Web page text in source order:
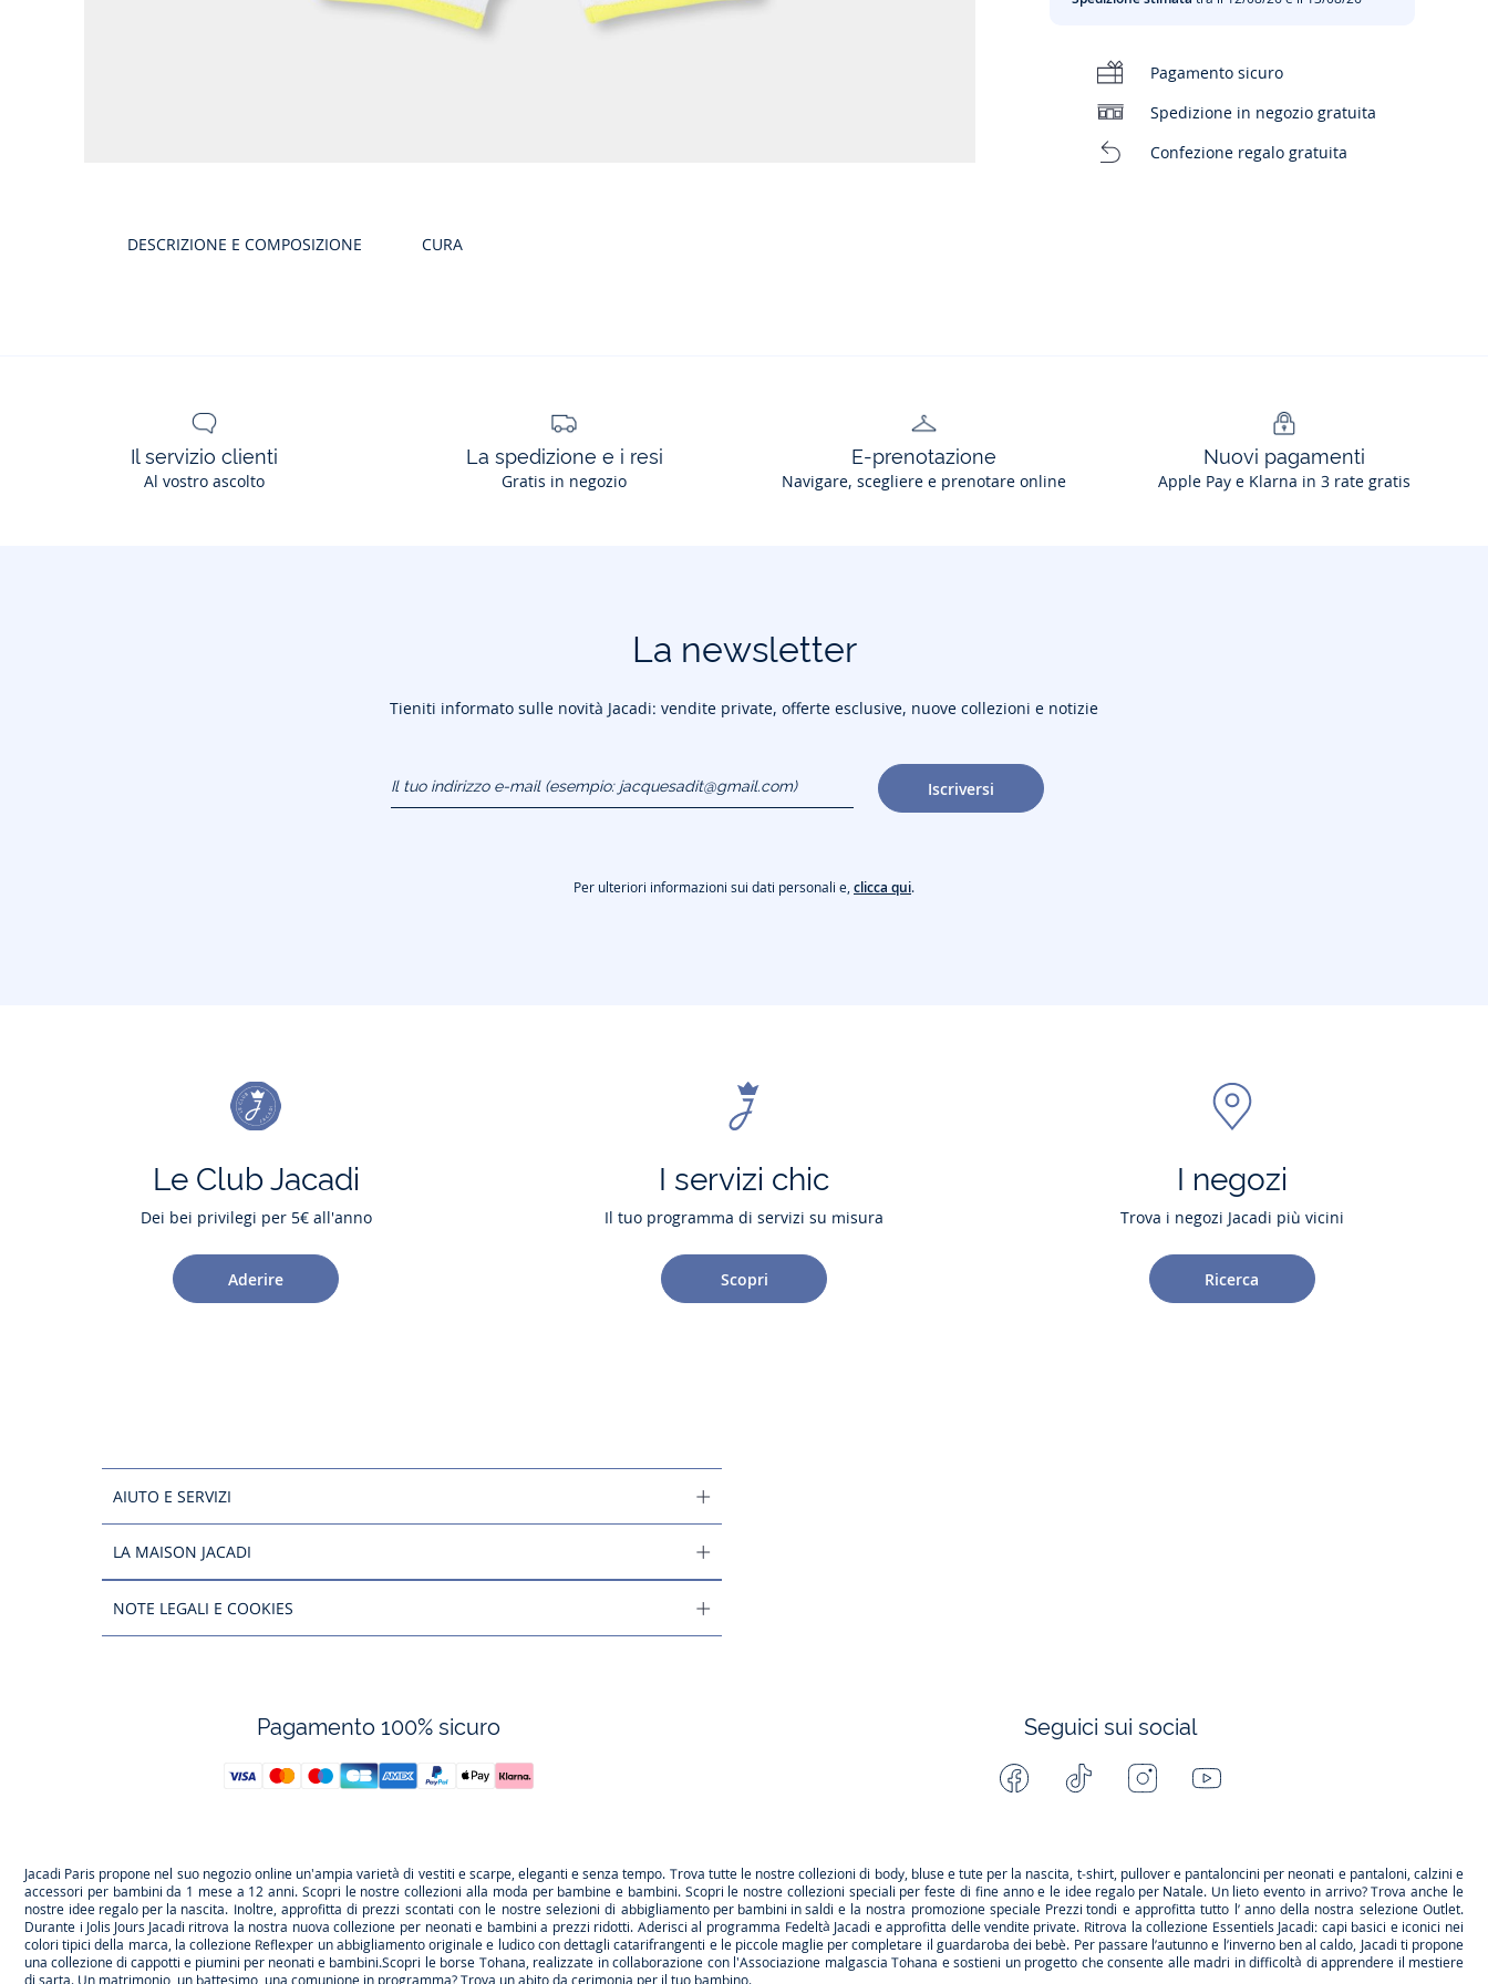
Pagamento sicuro
Spedizione in negozio gratuita
Confezione regalo gratuita
DESCRIZIONE E COMPOSIZIONE CURA
Il servizio clienti
Al vostro ascolto
La spedizione e i resi
Gratis in negozio
E-prenotazione
Navigare, scegliere e prenotare online
Nuovi pagamenti
Apple Pay e Klarna in 3 rate gratis
La newsletter
Tieniti informato sulle novità Jacadi: vendite private, offerte esclusive, nuove collezioni e notizie
(esempio:
jacquesadit@gmail.com)
Iscriversi
Per ulteriori informazioni sui dati personali e,clicca qui.
Le Club Jacadi
Dei bei privilegi per 5€ all'anno
Aderire
I servizi chic
Il tuo programma di servizi su misura
Scopri
I negozi
Trova i negozi Jacadi più vicini
Ricerca
AIUTO E SERVIZI
LA MAISON JACADI
NOTE LEGALI E COOKIES
Pagamento 100% sicuro Seguici sui social
Facebook Tiktok InstagramYoutube
Jacadi Paris propone nel suo negozio online un'ampia varietà di vestiti escarpe, eleganti e senza tempo. Trova tutte le nostre collezioni di body, bluse e tute per la nascita, t-shirt, pullover e pantaloncini per neonati e pantaloni, calzini e
accessori per bambini da 1 mese a 12 anni. Scopri le nostre collezioni alla moda per bambine e bambini. Scopri le nostre collezioni speciali per feste di fine anno e le idee regalo per Natale. Un lieto evento in arrivo? Trova anche le
nostre idee regalo per la nascita. Inoltre, approfitta di prezzi scontati con le nostre selezioni di abbigliamento per bambini in saldi e la nostra promozione speciale Prezzi tondi e approfitta tutto l’ anno della nostra selezioneOutlet.
Durante i Jolis Jours Jacadi ritrova la nostra nuova collezione per neonati e bambini a prezzi ridotti. Aderisci al programma Fedeltà Jacadi e approfitta dellevendite private. Ritrova la collezione EssentielsJacadi: capi basici e iconici nei
colori tipici della marca, la collezione Reflexper un abbigliamento originale e ludico con dettagli catarifrangenti e le piccole maglie per completare il guardaroba dei bebè. Per passare l’autunno e l’inverno ben al caldo, Jacadi ti propone
unacollezione di cappotti e piumini per neonati e bambini.Scopri le borse Tohana, realizzate in collaborazione con l'Associazione malgascia Tohana e sostieni un progetto che consente alle madri in difficoltà di apprendere il mestiere
di sarta. Un matrimonio, un battesimo, una comunione in programma? Trova un abito da cerimonia per il tuo bambino.